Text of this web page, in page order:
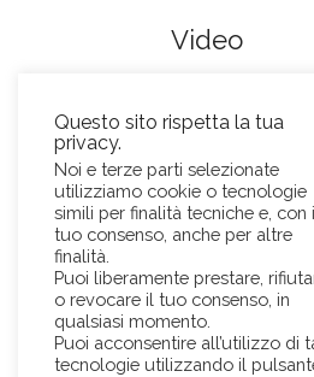
Video
Questo sito rispetta la tua
privacy.
Noi e terze parti selezionate
utilizziamo cookie o tecnologie
simili per finalità tecniche e, con
tuo consenso, anche per altre
finalità.
Puoi liberamente prestare,
o revocare il tuo consenso, in
qualsiasi momento.
Puoi acconsentire all’utilizzo di
tecnologie utilizzando il